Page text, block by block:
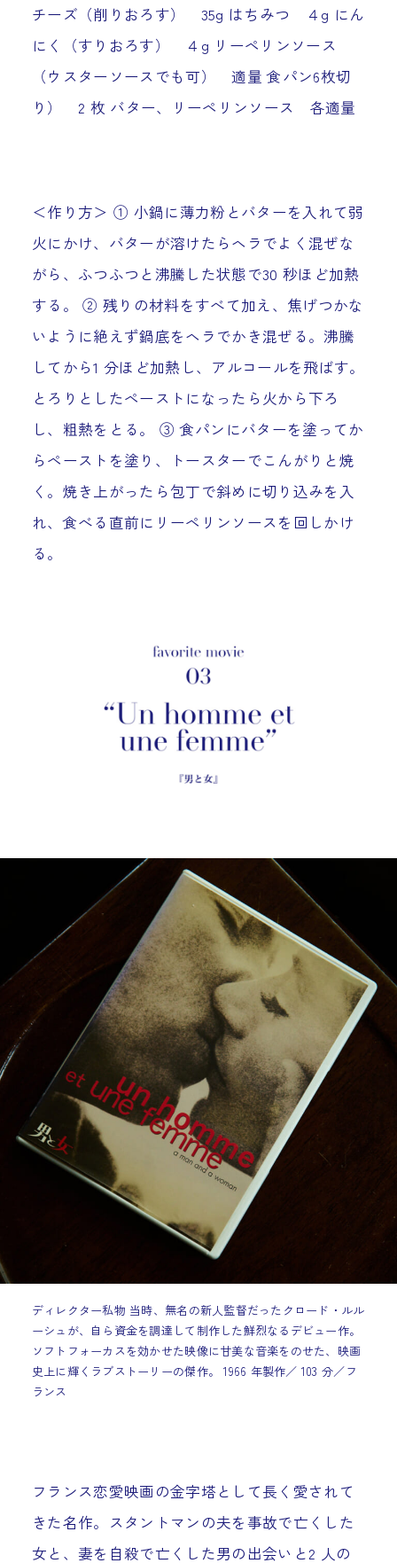
チーズ（削りおろす） 35g はちみつ ４g にん
にく（すりおろす） ４g リーペリンソース
（ウスターソースでも可） 適量 食パン6枚切
り） 2 枚 バター、リーペリンソース 各適量
＜作り方＞ ① 小鍋に薄力粉とバターを入れて弱
火にかけ、バターが溶けたらヘラでよく混ぜな
がら、ふつふつと沸騰した状態で30 秒ほど加熱
する。 ② 残りの材料をすべて加え、焦げつかな
いように絶えず鍋底をヘラでかき混ぜる。沸騰
してから1 分ほど加熱し、アルコールを飛ばす。
とろりとしたペーストになったら火から下ろ
し、粗熱をとる。 ③ 食パンにバターを塗ってか
らペーストを塗り、トースターでこんがりと焼
く。焼き上がったら包丁で斜めに切り込みを入
れ、食べる直前にリーペリンソースを回しかけ
る。
ディレクター私物 当時、無名の新人監督だったクロード・ルル
ーシュが、自ら資金を調達して制作した鮮烈なるデビュー作。
ソフトフォーカスを効かせた映像に甘美な音楽をのせた、映画
史上に輝くラブストーリーの傑作。 1966 年製作／ 103 分／フ
ランス
フランス恋愛映画の金字塔として長く愛されて
きた名作。スタントマンの夫を事故で亡くした
女と、妻を自殺で亡くした男の出会いと2 人の